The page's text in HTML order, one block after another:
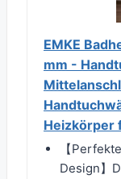
EMKE
mm -
Heizkörper
【
Design】